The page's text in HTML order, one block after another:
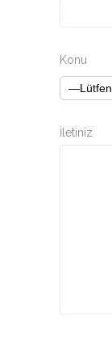
Konu
İletiniz